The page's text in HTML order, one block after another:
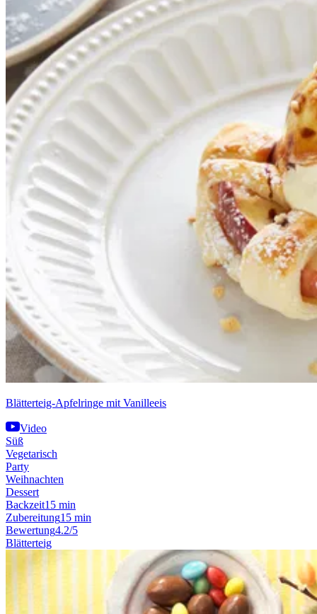
Blätterteig-Apfelringe mit Vanilleeis
Video
Süß
Vegetarisch
Party
Weihnachten
Dessert
Backzeit15 min
Zubereitung15 min
Bewertung4.2/5
Blätterteig